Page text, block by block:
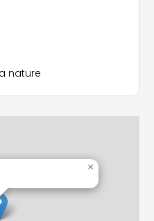
nature
×